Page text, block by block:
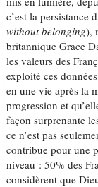
c’est la persistance
without belonging),
britannique Grace
les valeurs des
exploité ces
en une vie après la
progression et
façon surprenante
ce n’est pas
contribue pour une
niveau : 50% des
considèrent que